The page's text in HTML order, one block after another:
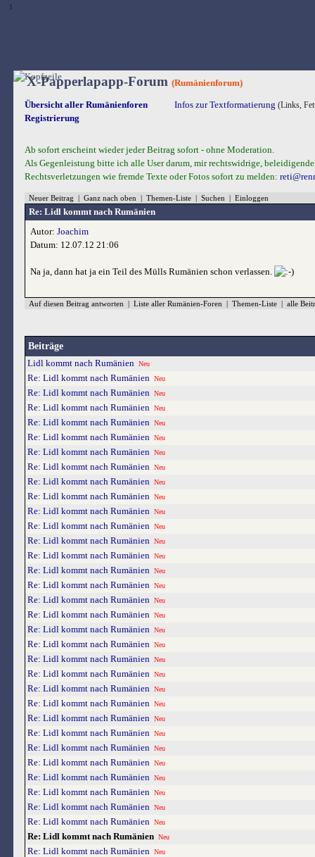
1
X-Papperlapapp-Forum(Rumänienforum)
Übersicht aller Rumänienforen
Registrierung
Infos zur Textformatierung (Links,
Ab sofort erscheint wieder jeder Beitrag sofort - ohne Moderation.
Als Gegenleistung bitte ich alle User darum, mir rechtswidrige,
Rechtsverletzungen wie fremde Texte oder Fotos sofort zu melden:
Neuer Beitrag Ganz nach oben Themen-Liste| Suchen Einloggen
Re: Lidl kommt nach Rumänien
Autor: Joachim
Datum: 12.07.12 21:06
Na ja, dann hat ja ein Teil des Mülls Rumänien schon verlassen.
Auf diesen Beitrag antworten Liste aller Rumänien-Foren Themen-Liste| alle
Beiträge
Lidl kommt nach Rumänien Neu
Re: Lidl kommt nach Rumänien Neu
Re: Lidl kommt nach Rumänien Neu
Re: Lidl kommt nach Rumänien Neu
Re: Lidl kommt nach Rumänien Neu
Re: Lidl kommt nach Rumänien Neu
Re: Lidl kommt nach Rumänien Neu
Re: Lidl kommt nach Rumänien Neu
Re: Lidl kommt nach Rumänien Neu
Re: Lidl kommt nach Rumänien Neu
Re: Lidl kommt nach Rumänien Neu
Re: Lidl kommt nach Rumänien Neu
Re: Lidl kommt nach Rumänien Neu
Re: Lidl kommt nach Rumänien Neu
Re: Lidl kommt nach Rumänien Neu
Re: Lidl kommt nach Rumänien Neu
Re: Lidl kommt nach Rumänien Neu
Re: Lidl kommt nach Rumänien Neu
Re: Lidl kommt nach Rumänien Neu
Re: Lidl kommt nach Rumänien Neu
Re: Lidl kommt nach Rumänien Neu
Re: Lidl kommt nach Rumänien Neu
Re: Lidl kommt nach Rumänien Neu
Re: Lidl kommt nach Rumänien Neu
Re: Lidl kommt nach Rumänien Neu
Re: Lidl kommt nach Rumänien Neu
Re: Lidl kommt nach Rumänien Neu
Re: Lidl kommt nach Rumänien Neu
Re: Lidl kommt nach Rumänien Neu
Re: Lidl kommt nach Rumänien Neu
Re: Lidl kommt nach Rumänien Neu
Re: Lidl kommt nach Rumänien Neu
Re: Lidl kommt nach Rumänien Neu
Re: Lidl kommt nach Rumänien Neu